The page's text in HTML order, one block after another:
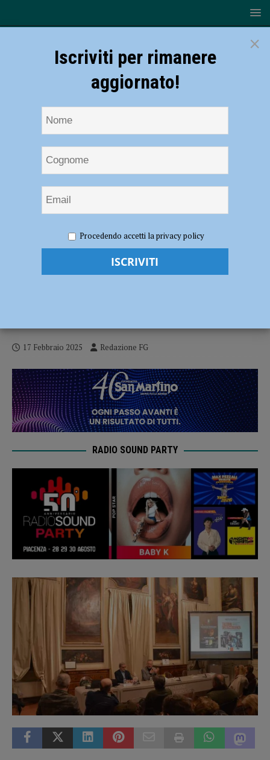
ospite al Fol in Fest: “Immigrazione incontrollata alimentata da
trafficanti”
Fausto Biloslavo ospite al Fol in Fest:
17 Febbraio 2025 Redazione FG
RADIO SOUND PARTY
×
Iscriviti per rimanere
aggiornato!
Procedendo accetti la privacy policy